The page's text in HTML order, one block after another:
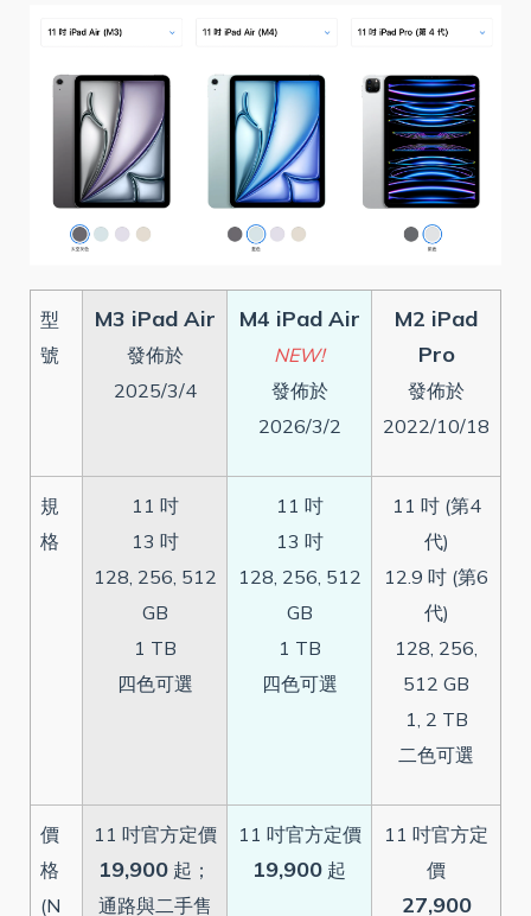
型
號
M3 iPad Air
發佈於
2025/3/4
M4 iPad Air
NEW!
發佈於
2026/3/2
M2 iPad
Pro
發佈於
2022/10/18
規
格
11 吋
13 吋
128, 256, 512
GB
1 TB
四色可選
11 吋
13 吋
128, 256, 512
GB
1 TB
四色可選
11 吋 (第4
代)
12.9 吋 (第6
代)
128, 256,
512 GB
1, 2 TB
二色可選
價
格
(N
11 吋官方定價
19,900 起；
通路與二手售
11 吋官方定價
19,900 起
11 吋官方定
價
27,900